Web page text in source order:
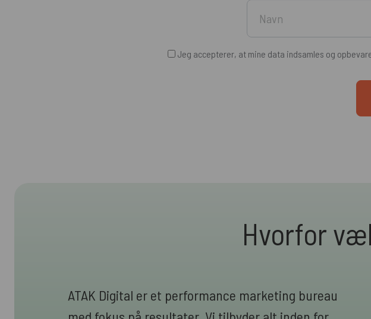
Jeg accepterer, at mine data indsamles og
Hvorfor
ATAK Digital er et performance marketing bureau